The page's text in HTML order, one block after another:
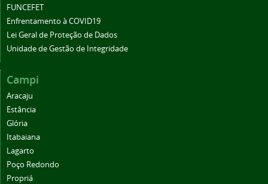
FUNCEFET
Enfrentamento à COVID19
Lei Geral de Proteção de Dados
Unidade de Gestão de Integridade
Campi
Aracaju
Estância
Glória
Itabaiana
Lagarto
Poço Redondo
Propriá